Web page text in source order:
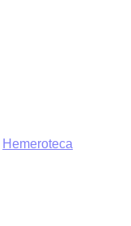
Hemeroteca